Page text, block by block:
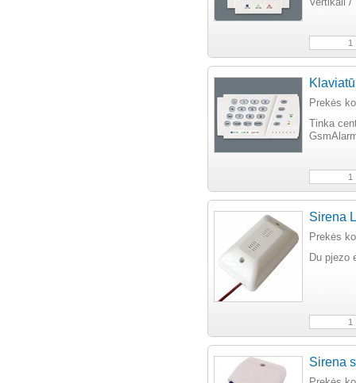
Vertikali /
Prekės
Tinka
Sirena
Prekės
Du pjezo
Sirena